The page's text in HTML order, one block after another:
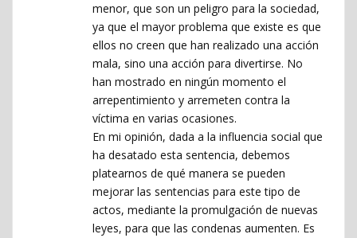
menor, que son un peligro para la sociedad,
ya que el mayor problema que existe es que
ellos no creen que han realizado una acción
mala, sino una acción para divertirse. No
han mostrado en ningún momento el
arrepentimiento y arremeten contra la
víctima en varias ocasiones.
En mi opinión, dada a la influencia social que
ha desatado esta sentencia, debemos
platearnos de qué manera se pueden
mejorar las sentencias para este tipo de
actos, mediante la promulgación de nuevas
leyes, para que las condenas aumenten. Es